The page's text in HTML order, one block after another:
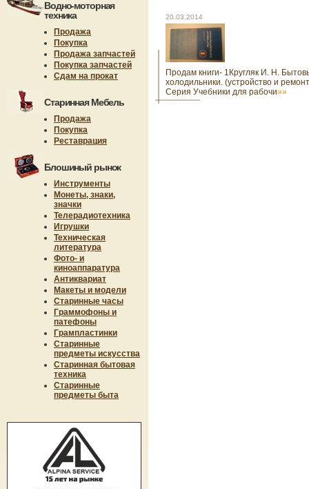
Водно-моторная
техника
Продажа
Покупка
Продажа запчастей
Покупка запчастей
Сдам на прокат
Старинная Мебель
Продажа
Покупка
Реставрация
Блошиный рынок
Инструменты
Монеты, знаки,
значки
Телерадиотехника
Игрушки
Техническая
литература
Фото- и
киноаппаратура
Антиквариат
Макеты и модели
Старинные часы
Граммофоны и
патефоны
Грампластинки
Старинные
предметы искусства
Старинная бытовая
техника
Старинные
предметы быта
20.03.2014
Продам книги- 1Кругляк И. Н.
холодильники. (устройство и
Серия Учебники для рабочи»»